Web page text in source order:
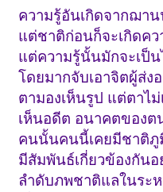
ความรู้อันเกิดจากฌา
แต่ชาติก่อนก็จะเกิดคว
แต่ความรู้นั้นมักจะเป็
โดยมากจับเอาจิตผู้ส่ง
ตามองเห็นรูป แต่ตาไม่
เห็นอดีต อนาคตของต
คนนั้นคนนี้เคยมีชาติภู
มีสัมพันธ์เกี่ยวข้องกัน
ลำดับภพชาติแลในระ